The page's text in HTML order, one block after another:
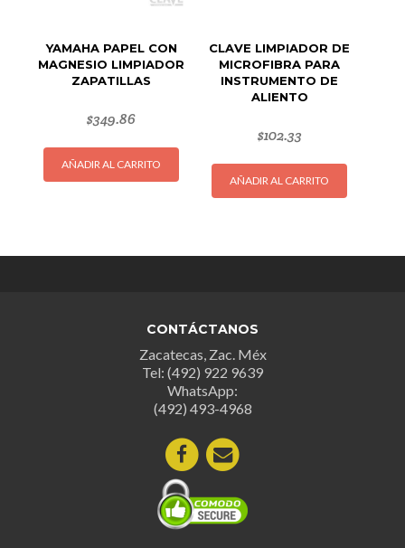
YAMAHA PAPEL CON
MAGNESIO LIMPIADOR
ZAPATILLAS
$349.86
AÑADIR AL CARRITO
CLAVE LIMPIADOR DE
MICROFIBRA PARA
INSTRUMENTO DE
ALIENTO
$102.33
AÑADIR AL CARRITO
CONTÁCTANOS
Zacatecas, Zac. Méx
Tel: (492) 922 9639
WhatsApp:
(492) 493-4968